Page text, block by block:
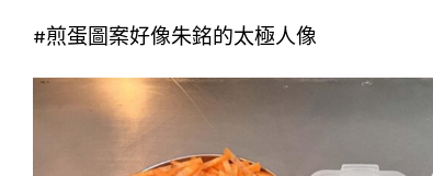
#煎蛋圖案好像朱銘的太極人像